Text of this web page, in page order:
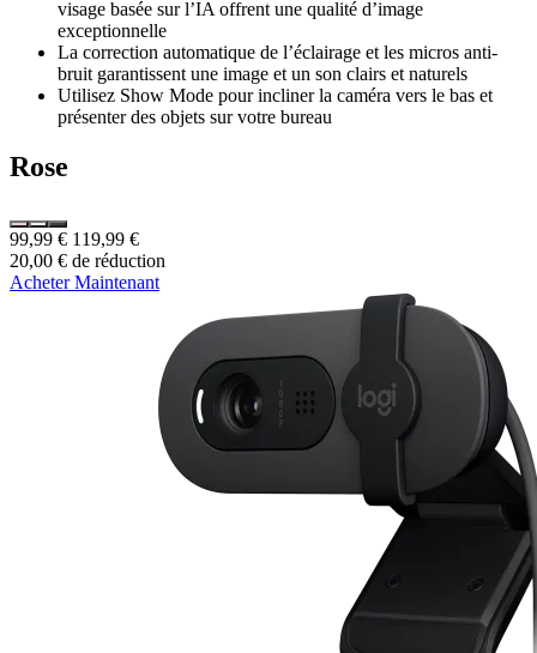
visage basée sur l’IA offrent une qualité d’image
exceptionnelle
La correction automatique de l’éclairage et les micros anti-
bruit garantissent une image et un son clairs et naturels
Utilisez Show Mode pour incliner la caméra vers le bas et
présenter des objets sur votre bureau
Rose
99,99 € 119,99 €
20,00 € de réduction
Acheter Maintenant